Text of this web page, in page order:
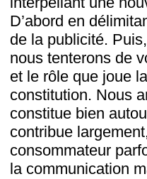
D’abord en
de la publicité.
nous tenterons de
et le rôle que joue
constitution. Nous
constitue bien
contribue
consommateur
la communication